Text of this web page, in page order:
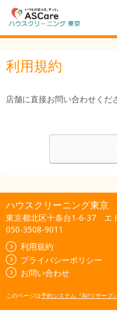
利用規約
店舗に直接お問い合わせくだ
ハウスクリーニング東京
東京都北区十条台1-6-37 エ
050-3508-9011
利用規約
プライバシーポリシー
お問い合わせ
このページは予約システム『Airリザーブ』